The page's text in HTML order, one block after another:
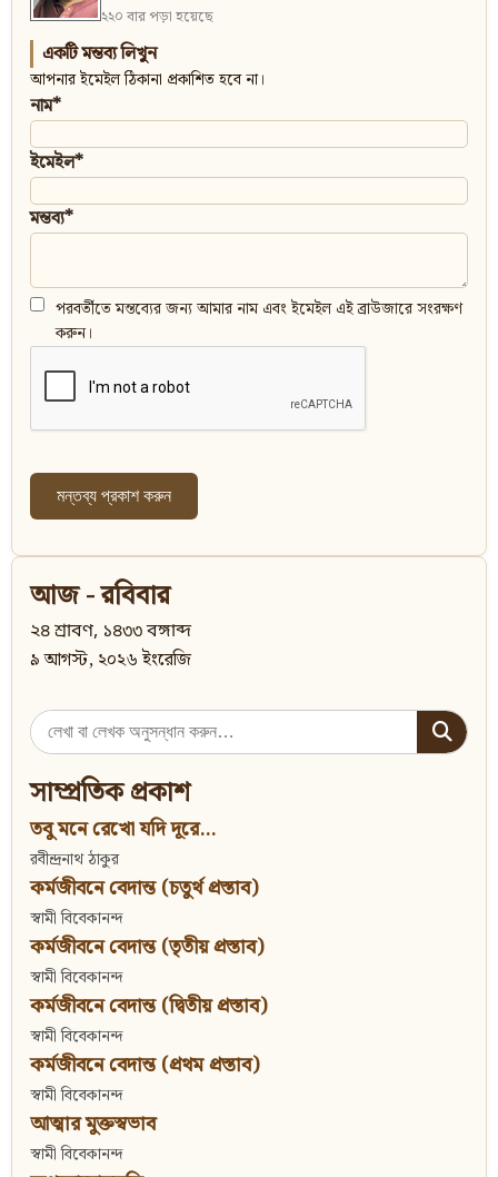
২২০ বার পড়া হয়েছে
একটি মন্তব্য লিখুন
আপনার ইমেইল ঠিকানা প্রকাশিত হবে না।
নাম*
ইমেইল*
মন্তব্য*
পরবর্তীতে মন্তব্যের জন্য আমার নাম এবং ইমেইল এই ব্রাউজারে সংরক্ষণ
করুন।
আজ - রবিবার
২৪ শ্রাবণ, ১৪৩৩ বঙ্গাব্দ
৯ আগস্ট, ২০২৬ ইংরেজি
Search
for:
সাম্প্রতিক প্রকাশ
তবু মনে রেখো যদি দূরে...
রবীন্দ্রনাথ ঠাকুর
কর্মজীবনে বেদান্ত (চতুর্থ প্রস্তাব)
স্বামী বিবেকানন্দ
কর্মজীবনে বেদান্ত (তৃতীয় প্রস্তাব)
স্বামী বিবেকানন্দ
কর্মজীবনে বেদান্ত (দ্বিতীয় প্রস্তাব)
স্বামী বিবেকানন্দ
কর্মজীবনে বেদান্ত (প্রথম প্রস্তাব)
স্বামী বিবেকানন্দ
আত্মার মুক্তস্বভাব
স্বামী বিবেকানন্দ